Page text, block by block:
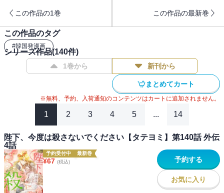
この作品の1巻 この作品の最新巻
この作品のタグ
#韓国発漫画
シリーズ作品(140件)
1巻から 新刊から
まとめてカート
※無料、予約、入荷通知のコンテンツはカートに追加されません。
1 2 3 4 5 ... 14
陛下、今度は殺さないでください【タテヨミ】第140話 外伝
4話
予約受付中 最新巻
¥67 (税込) 予約する
お気に入り